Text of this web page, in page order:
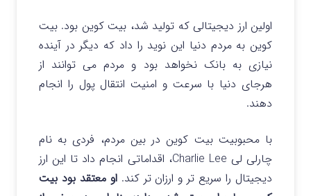
اولین ارز دیجیتالی که تولید شد، بیت کوین بود. بیت
کوین به مردم دنیا این نوید را داد که دیگر در آینده
نیازی به بانک نخواهد بود و مردم می توانند از
هرجای دنیا با سرعت و امنیت انتقال پول را انجام
دهند.
با محبوبیت بیت کوین در بین مردم، فردی به نام
چارلی لی Charlie Lee، اقداماتی انجام داد تا این ارز
دیجیتال را سریع تر و ارزان تر کند.او معتقد بود بیت